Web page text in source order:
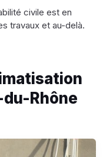
civile est en
travaux et au-delà.
Rhône